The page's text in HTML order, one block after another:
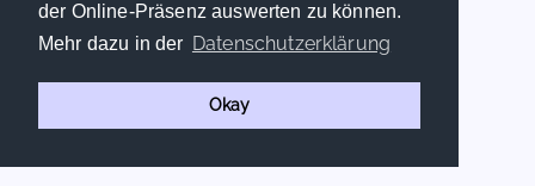
der Online-Präsenz auswerten zu können.
Mehr dazu in der Datenschutzerklärung
Okay